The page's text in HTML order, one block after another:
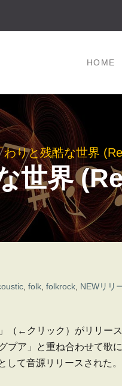
HOME
わりと残酷な世界
世界
folk folkrock NEWリリ
（←クリック）がリリース
ア」と重ね合わせて歌に
して音源リリースされた